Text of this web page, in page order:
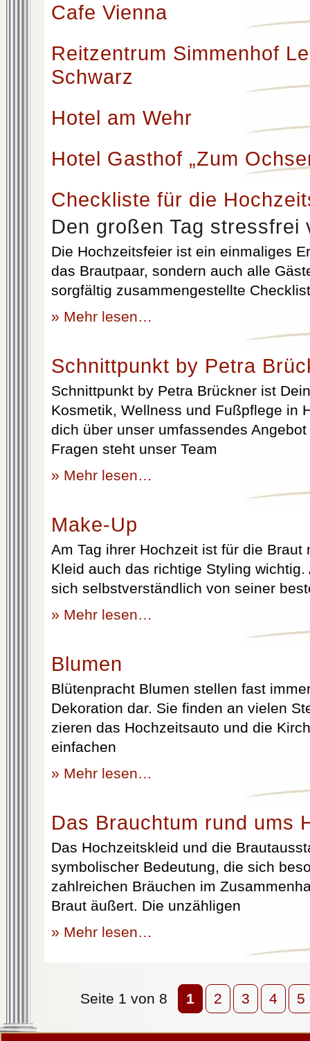
Cafe Vienna
Reitzentrum Simmenhof
Schwarz
Hotel am Wehr
Hotel Gasthof „Zum
Checkliste für die
Den großen Tag stressfrei
Die Hochzeitsfeier ist ein einmaliges
das Brautpaar, sondern auch alle
sorgfältig zusammengestellte
» Mehr lesen…
Schnittpunkt by Petra
Schnittpunkt by Petra Brückner ist
Kosmetik, Wellness und Fußpflege in
dich über unser umfassendes
Fragen steht unser Team
» Mehr lesen…
Make-Up
Am Tag ihrer Hochzeit ist für die Braut
Kleid auch das richtige Styling
sich selbstverständlich von seiner
» Mehr lesen…
Blumen
Blütenpracht Blumen stellen fast
Dekoration dar. Sie finden an vielen
zieren das Hochzeitsauto und die
einfachen
» Mehr lesen…
Das Brauchtum rund ums
Das Hochzeitskleid und die
symbolischer Bedeutung, die sich
zahlreichen Bräuchen im
Braut äußert. Die unzähligen
» Mehr lesen…
Seite 1 von 8 1 2 3 4 5